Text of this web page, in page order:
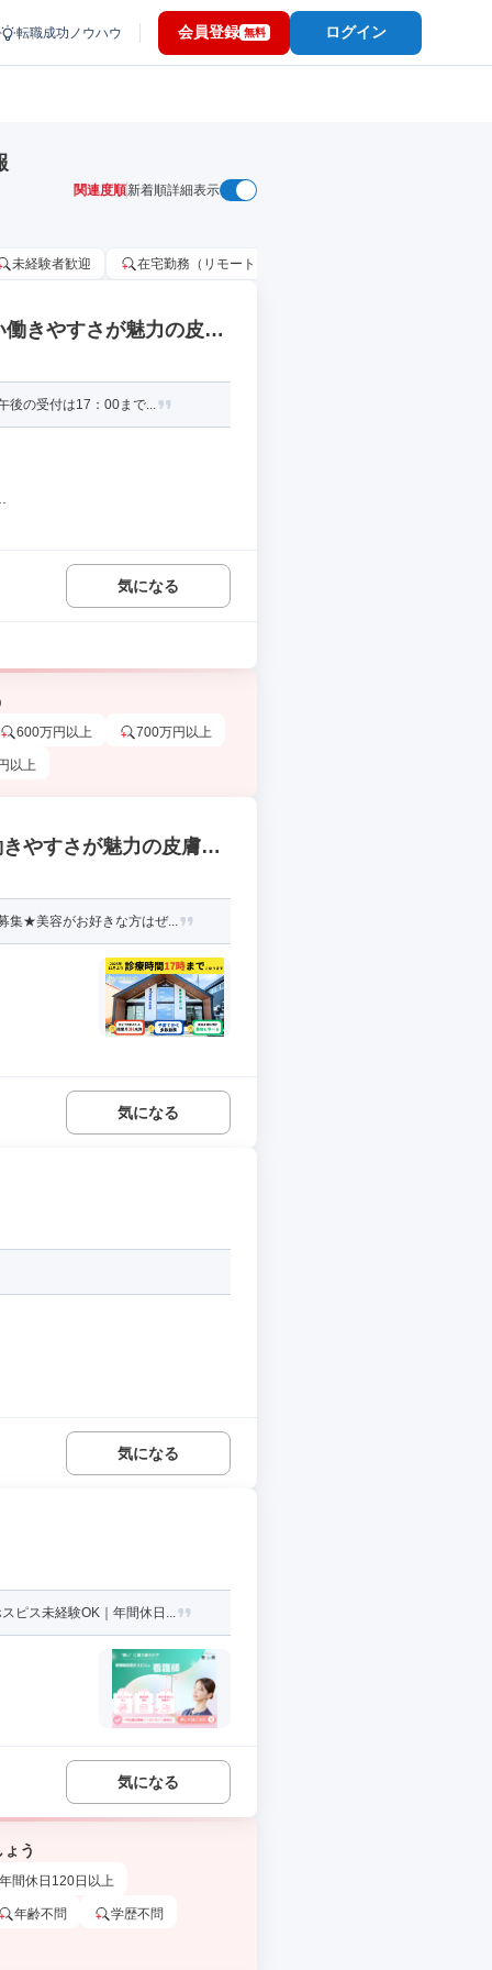
転職成功ノウハウ 会員登録 無料 ログイン
関連度順新着順詳細表示
未経験者歓迎 在宅勤務（リモートワーク）OK
きやすさが魅力の皮膚
後の受付は17：00まで...
気になる
600万円以上 700万円以上
以上
やすさが魅力の皮膚
集★美容がお好きな方はぜ...
気になる
気になる
ピス未経験OK｜年間休日...
気になる
う
年間休日120日以上
年齢不問 学歴不問